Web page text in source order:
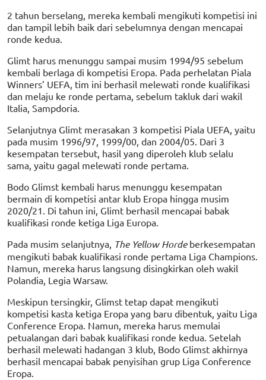
2 tahun berselang, mereka kembali mengikuti kompetisi ini
dan tampil lebih baik dari sebelumnya dengan mencapai
ronde kedua.
Glimt harus menunggu sampai musim 1994/95 sebelum
kembali berlaga di kompetisi Eropa. Pada perhelatan Piala
Winners’ UEFA, tim ini berhasil melewati ronde kualifikasi
dan melaju ke ronde pertama, sebelum takluk dari wakil
Italia, Sampdoria.
Selanjutnya Glimt merasakan 3 kompetisi Piala UEFA, yaitu
pada musim 1996/97, 1999/00, dan 2004/05. Dari 3
kesempatan tersebut, hasil yang diperoleh klub selalu
sama, yaitu gagal melewati ronde pertama.
Bodo Glimst kembali harus menunggu kesempatan
bermain di kompetisi antar klub Eropa hingga musim
2020/21. Di tahun ini, Glimt berhasil mencapai babak
kualifikasi ronde ketiga Liga Europa.
Pada musim selanjutnya, The Yellow Hordeberkesempatan
mengikuti babak kualifikasi ronde pertama Liga Champions.
Namun, mereka harus langsung disingkirkan oleh wakil
Polandia, Legia Warsaw.
Meskipun tersingkir, Glimst tetap dapat mengikuti
kompetisi kasta ketiga Eropa yang baru dibentuk, yaitu Liga
Conference Eropa. Namun, mereka harus memulai
petualangan dari babak kualifikasi ronde kedua. Setelah
berhasil melewati hadangan 3 klub, Bodo Glimst akhirnya
berhasil mencapai babak penyisihan grup Liga Conference
Eropa.